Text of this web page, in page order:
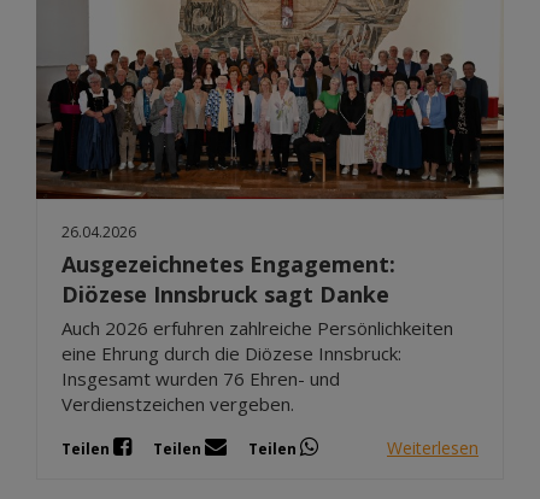
26.04.2026
Ausgezeichnetes Engagement:
Diözese Innsbruck sagt Danke
Auch 2026 erfuhren zahlreiche Persönlichkeiten
eine Ehrung durch die Diözese Innsbruck:
Insgesamt wurden 76 Ehren- und
Verdienstzeichen vergeben.
Teilen Teilen Teilen Weiterlesen